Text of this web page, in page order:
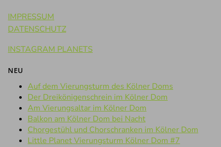
IMPRESSUM
DATENSCHUTZ
INSTAGRAM PLANETS
NEU
Auf dem Vierungsturm des Kölner Doms
Der Dreikönigenschrein im Kölner Dom
Am Vierungsaltar im Kölner Dom
Balkon am Kölner Dom bei Nacht
Chorgestühl und Chorschranken im Kölner Dom
Little Planet Vierungsturm Kölner Dom #7